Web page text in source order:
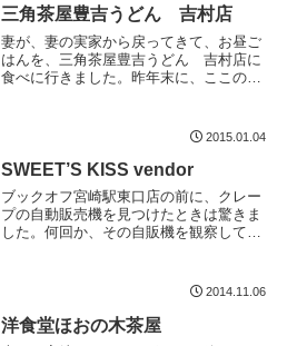
三角茶屋豊吉うどん 吉村店
妻が、妻の実家から戻ってきて、お昼ご
はんを、三角茶屋豊吉うどん 吉村店に
食べに行きました。昨年末に、ここのう
場に車を停め、店内を見て驚きました。
2015.01.04
SWEET’S KISS vendor
ブックオフ宮崎駅東口店の前に、クレー
プの自動販売機を見つけたときは驚きま
した。何回か、その自販機を観察してい
でクレープを購入してみようと、自宅か
2014.11.06
洋食堂ほおの木茶屋